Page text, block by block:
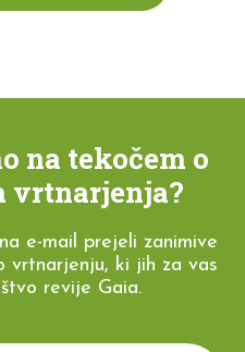
na tekočem o
vrtnarjenja?
e-mail prejeli zanimive
vrtnarjenju, ki jih za vas
revije Gaia.